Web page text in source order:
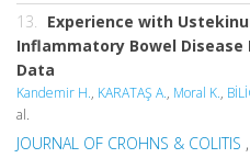
13. Experience with
Inflammatory Bowel
Data
Kandemir H., KARATAŞ A., Moral K.,
al.
JOURNAL OF CROHNS & COLITIS